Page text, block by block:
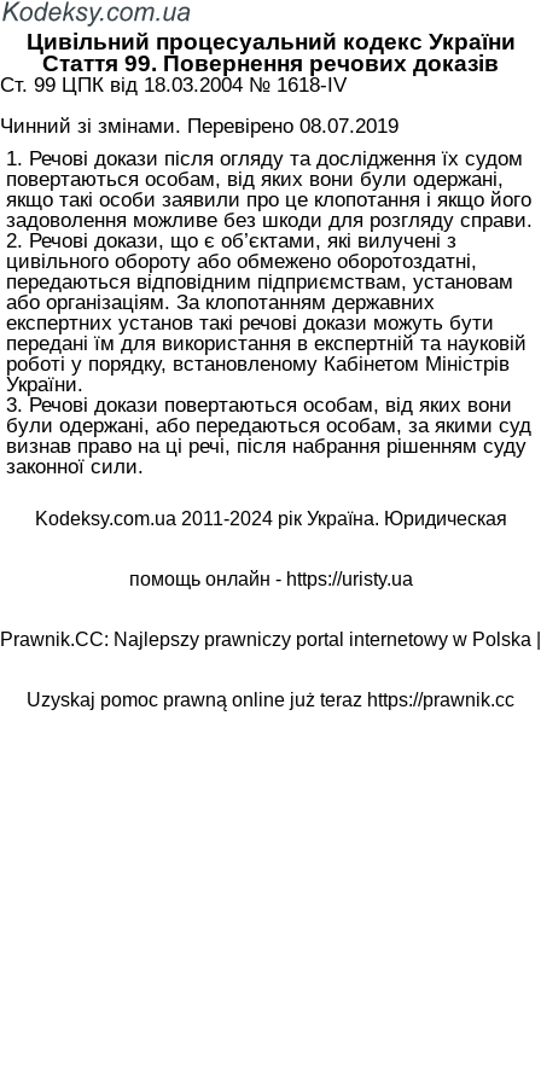
Цивільний процесуальний кодекс України
Стаття 99. Повернення речових доказів
Ст. 99 ЦПК від 18.03.2004 № 1618-IV
Чинний зі змінами. Перевірено 08.07.2019
1. Речові докази після огляду та дослідження їх судом
повертаються особам, від яких вони були одержані,
якщо такі особи заявили про це клопотання і якщо його
задоволення можливе без шкоди для розгляду справи.
2. Речові докази, що є об’єктами, які вилучені з
цивільного обороту або обмежено оборотоздатні,
передаються відповідним підприємствам, установам
або організаціям. За клопотанням державних
експертних установ такі речові докази можуть бути
передані їм для використання в експертній та науковій
роботі у порядку, встановленому Кабінетом Міністрів
України.
3. Речові докази повертаються особам, від яких вони
були одержані, або передаються особам, за якими суд
визнав право на ці речі, після набрання рішенням суду
законної сили.
Kodeksy.com.ua 2011-2024 рік Україна. Юридическая
помощь онлайн - https://uristy.ua
Prawnik.CC: Najlepszy prawniczy portal internetowy w Polska |
Uzyskaj pomoc prawną online już teraz https://prawnik.cc